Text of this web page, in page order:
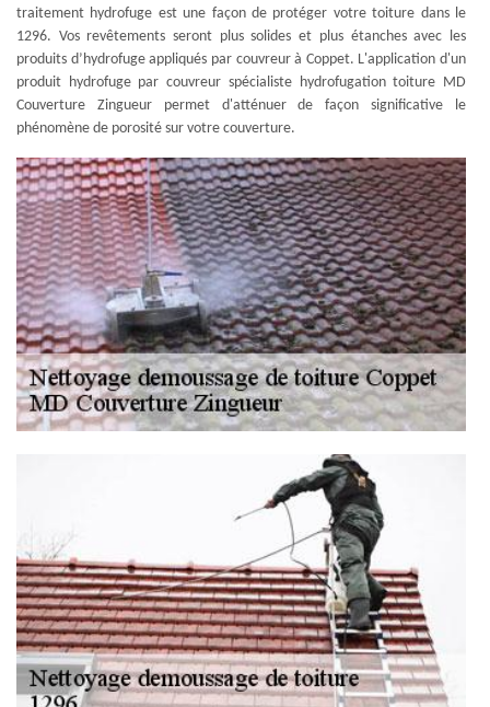
traitement hydrofuge est une façon de protéger votre toiture dans le
1296. Vos revêtements seront plus solides et plus étanches avec les
produits d’hydrofuge appliqués par couvreur à Coppet. L'application d'un
produit hydrofuge par couvreur spécialiste hydrofugation toiture MD
Couverture Zingueur permet d'atténuer de façon significative le
phénomène de porosité sur votre couverture.